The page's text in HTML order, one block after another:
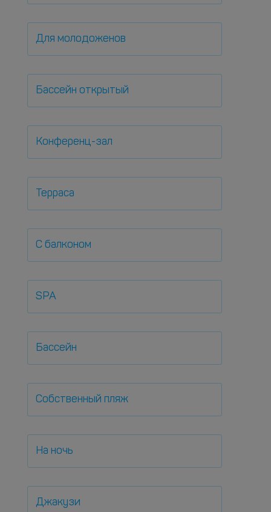
Для молодоженов
Бассейн открытый
Конференц-зал
Терраса
С балконом
SPA
Бассейн
Собственный пляж
На ночь
Джакузи